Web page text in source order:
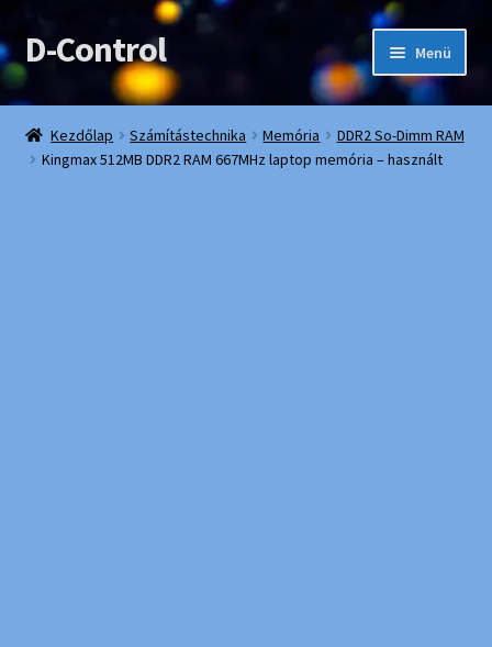
Ugrás
a
navigációhoz
Kilépés
a
tartalomba
D-Control Menü
Webshop
Bemutatkozás
Kezdőlap Számítástechnika Memória
DDR2 So-Dimm RAM
Kingmax 512MB DDR2 RAM 667MHz laptop memória – használt